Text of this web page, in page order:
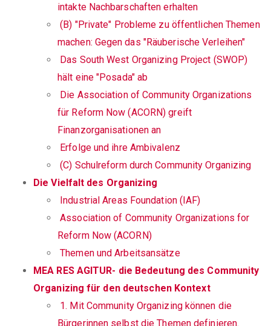
intakte Nachbarschaften erhalten
(B) "Private" Probleme zu öffentlichen Themen
machen: Gegen das "Räuberische Verleihen"
Das South West Organizing Project (SWOP)
hält eine "Posada" ab
Die Association of Community Organizations
für Reform Now (ACORN) greift
Finanzorganisationen an
Erfolge und ihre Ambivalenz
(C) Schulreform durch Community Organizing
Die Vielfalt des Organizing
Industrial Areas Foundation (IAF)
Association of Community Organizations for
Reform Now (ACORN)
Themen und Arbeitsansätze
MEA RES AGITUR- die Bedeutung des Community
Organizing für den deutschen Kontext
1. Mit Community Organizing können die
Bürgerinnen selbst die Themen definieren.